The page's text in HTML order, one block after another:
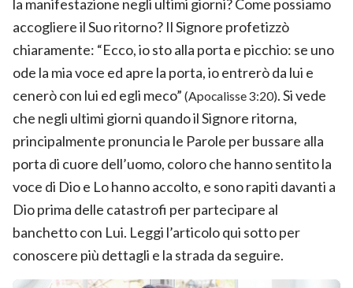
la manifestazione negli ultimi giorni? Come possiamo
accogliere il Suo ritorno? Il Signore profetizzò
chiaramente: “Ecco, io sto alla porta e picchio: se uno
ode la mia voce ed apre la porta, io entrerò da lui e
cenerò con lui ed egli meco” (Apocalisse 3:20). Si vede
che negli ultimi giorni quando il Signore ritorna,
principalmente pronuncia le Parole per bussare alla
porta di cuore dell’uomo, coloro che hanno sentito la
voce di Dio e Lo hanno accolto, e sono rapiti davanti a
Dio prima delle catastrofi per partecipare al
banchetto con Lui. Leggi l’articolo qui sotto per
conoscere più dettagli e la strada da seguire.